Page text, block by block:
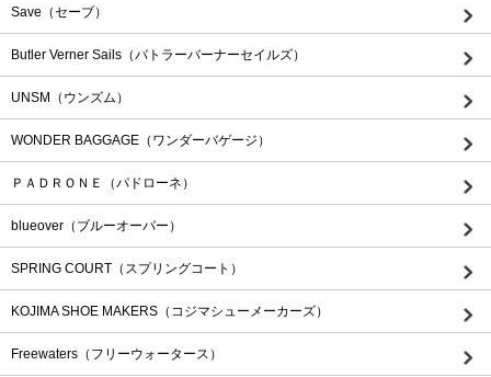
Save（セーブ）
Butler Verner Sails（バトラーバーナーセイルズ）
UNSM（ウンズム）
WONDER BAGGAGE（ワンダーバゲージ）
ＰＡＤＲＯＮＥ（パドローネ）
blueover（ブルーオーバー）
SPRING COURT（スプリングコート）
KOJIMA SHOE MAKERS（コジマシューメーカーズ）
Freewaters（フリーウォータース）